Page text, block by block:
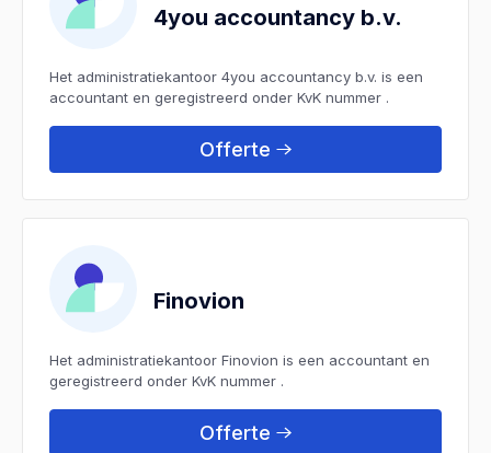
4you accountancy b.v.
Het administratiekantoor 4you accountancy b.v. is een
accountant en geregistreerd onder KvK nummer .
Offerte
Finovion
Het administratiekantoor Finovion is een accountant en
geregistreerd onder KvK nummer .
Offerte